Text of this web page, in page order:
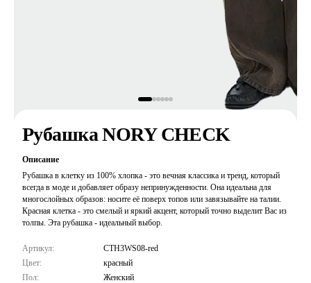
Рубашка NORY CHECK
Описание
Рубашка в клетку из 100% хлопка - это вечная классика и тренд, который
всегда в моде и добавляет образу непринужденности. Она идеальна для
многослойных образов: носите её поверх топов или завязывайте на талии.
Красная клетка - это смелый и яркий акцент, который точно выделит Вас из
толпы. Эта рубашка - идеальный выбор.
Артикул:
CTH3WS08-red
Цвет:
красный
Пол:
Женский